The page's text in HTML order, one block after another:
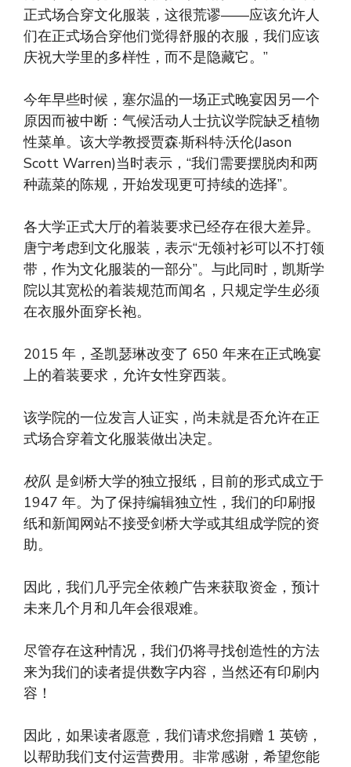
正式场合穿文化服装，这很荒谬——应该允许人
们在正式场合穿他们觉得舒服的衣服，我们应该
庆祝大学里的多样性，而不是隐藏它。”
今年早些时候，塞尔温的一场正式晚宴因另一个
原因而被中断：气候活动人士抗议学院缺乏植物
性菜单。该大学教授贾森·斯科特·沃伦(Jason
Scott Warren)当时表示，“我们需要摆脱肉和两
种蔬菜的陈规，开始发现更可持续的选择”。
各大学正式大厅的着装要求已经存在很大差异。
唐宁考虑到文化服装，表示“无领衬衫可以不打领
带，作为文化服装的一部分”。与此同时，凯斯学
院以其宽松的着装规范而闻名，只规定学生必须
在衣服外面穿长袍。
2015 年，圣凯瑟琳改变了 650 年来在正式晚宴
上的着装要求，允许女性穿西装。
该学院的一位发言人证实，尚未就是否允许在正
式场合穿着文化服装做出决定。
校队 是剑桥大学的独立报纸，目前的形式成立于
1947 年。为了保持编辑独立性，我们的印刷报
纸和新闻网站不接受剑桥大学或其组成学院的资
助。
因此，我们几乎完全依赖广告来获取资金，预计
未来几个月和几年会很艰难。
尽管存在这种情况，我们仍将寻找创造性的方法
来为我们的读者提供数字内容，当然还有印刷内
容！
因此，如果读者愿意，我们请求您捐赠 1 英镑，
以帮助我们支付运营费用。非常感谢，希望您能